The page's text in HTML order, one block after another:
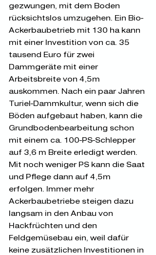
gezwungen, mit dem Boden
rücksichtslos umzugehen. Ein Bio-
Ackerbaubetrieb mit 130 ha kann
mit einer Investition von ca. 35
tausend Euro für zwei
Dammgeräte mit einer
Arbeitsbreite von 4,5m
auskommen. Nach ein paar Jahren
Turiel-Dammkultur, wenn sich die
Böden aufgebaut haben, kann die
Grundbodenbearbeitung schon
mit einem ca. 100-PS-Schlepper
auf 3,6 m Breite erledigt werden.
Mit noch weniger PS kann die Saat
und Pflege dann auf 4,5m
erfolgen. Immer mehr
Ackerbaubetriebe steigen dazu
langsam in den Anbau von
Hackfrüchten und den
Feldgemüsebau ein, weil dafür
keine zusätzlichen Investitionen in